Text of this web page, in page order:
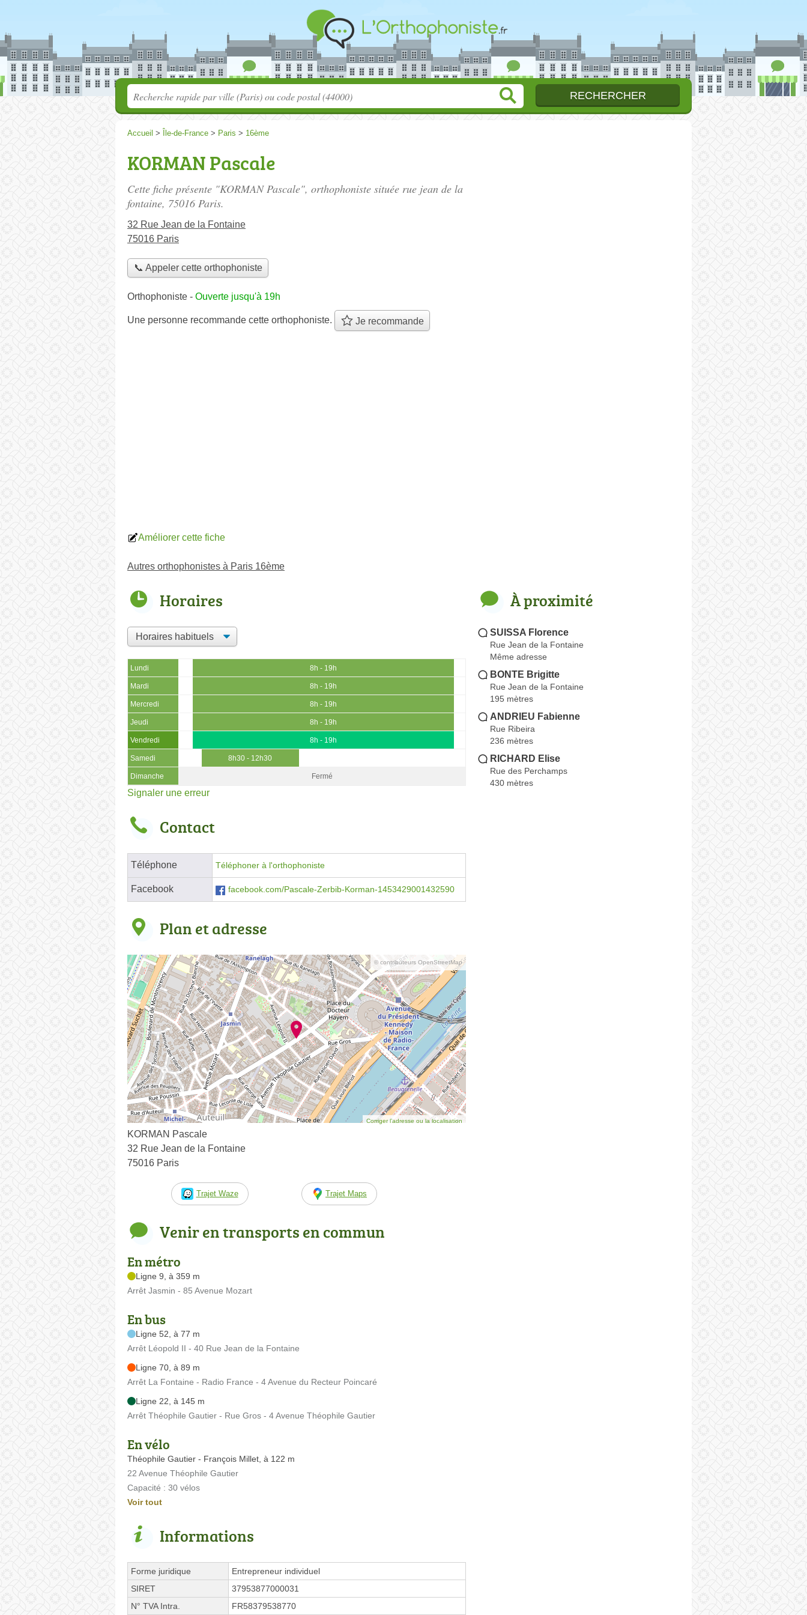
Accueil > Île-de-France > Paris > 16ème
KORMAN Pascale
Cette fiche présente "KORMAN Pascale", orthophoniste située rue jean de la
fontaine, 75016 Paris.
32 Rue Jean de la Fontaine
75016 Paris
📞 Appeler cette orthophoniste
Orthophoniste - Ouverte jusqu'à 19h
Une personne recommande cette orthophoniste. Je recommande
Améliorer cette fiche
Autres orthophonistes à Paris 16ème
Horaires
Lundi 8h - 19h
Mardi 8h - 19h
Mercredi 8h - 19h
Jeudi 8h - 19h
Vendredi 8h - 19h
Samedi 8h30 - 12h30
Dimanche Fermé
Signaler une erreur
Contact
Téléphone Téléphoner à l'orthophoniste
Facebook facebook.com/Pascale-Zerbib-Korman-1453429001432590
Plan et adresse
© contributeurs OpenStreetMap
Corriger l’adresse ou la localisation
KORMAN Pascale
32 Rue Jean de la Fontaine
75016 Paris
Trajet Waze Trajet Maps
Venir en transports en commun
En métro
Ligne 9, à 359 m
Arrêt Jasmin - 85 Avenue Mozart
En bus
Ligne 52, à 77 m
Arrêt Léopold II - 40 Rue Jean de la Fontaine
Ligne 70, à 89 m
Arrêt La Fontaine - Radio France - 4 Avenue du Recteur Poincaré
Ligne 22, à 145 m
Arrêt Théophile Gautier - Rue Gros - 4 Avenue Théophile Gautier
En vélo
Théophile Gautier - François Millet, à 122 m
22 Avenue Théophile Gautier
Capacité : 30 vélos
Voir tout
Informations
Forme juridique
Entrepreneur individuel
SIRET
37953877000031
N° TVA Intra.
FR58379538770
À proximité
SUISSA Florence
Rue Jean de la Fontaine
Même adresse
BONTE Brigitte
Rue Jean de la Fontaine
195 mètres
ANDRIEU Fabienne
Rue Ribeira
236 mètres
RICHARD Elise
Rue des Perchamps
430 mètres